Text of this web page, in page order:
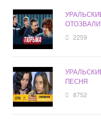
2259
ПЕСНЯ
8752